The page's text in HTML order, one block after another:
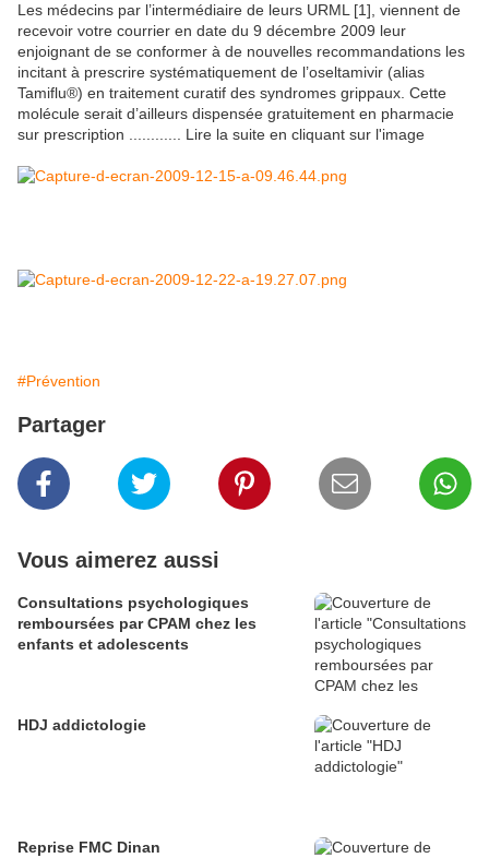
Les médecins par l’intermédiaire de leurs URML [1], viennent de
recevoir votre courrier en date du 9 décembre 2009 leur
enjoignant de se conformer à de nouvelles recommandations les
incitant à prescrire systématiquement de l’oseltamivir (alias
Tamiflu®) en traitement curatif des syndromes grippaux. Cette
molécule serait d’ailleurs dispensée gratuitement en pharmacie
sur prescription ............ Lire la suite en cliquant sur l'image
#Prévention
Partager
Vous aimerez aussi
Consultations psychologiques
remboursées par CPAM chez les
enfants et adolescents
HDJ addictologie
Reprise FMC Dinan